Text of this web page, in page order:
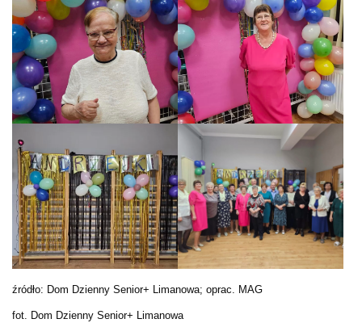
źródło: Dom Dzienny Senior+ Limanowa; oprac. MAG
fot. Dom Dzienny Senior+ Limanowa